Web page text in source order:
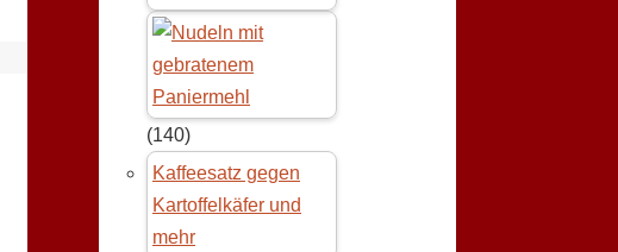
(140)
Kaffeesatz gegen
Kartoffelkäfer und
mehr